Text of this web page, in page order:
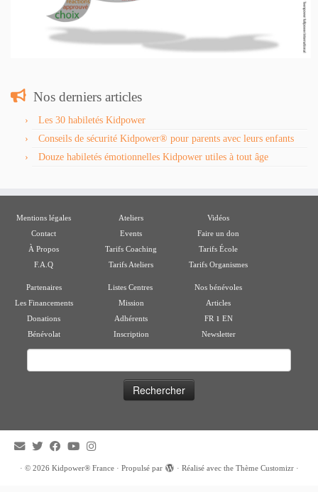
Nos derniers articles
Les 30 habiletés Kidpower
Conseils de sécurité Kidpower® pour parents avec leurs enfants
Douze habiletés émotionnelles Kidpower utiles à tout âge
Mentions légales
Contact
À Propos
F.A.Q
Ateliers
Events
Tarifs Coaching
Tarifs Ateliers
Vidéos
Faire un don
Tarifs École
Tarifs Organismes
Partenaires
Les Financements
Donations
Bénévolat
Listes Centres
Mission
Adhérents
Inscription
Nos bénévoles
Articles
FRı EN
Newsletter
· © 2026 Kidpower® France· Propulsé par · Réalisé avec the Thème Customizr·